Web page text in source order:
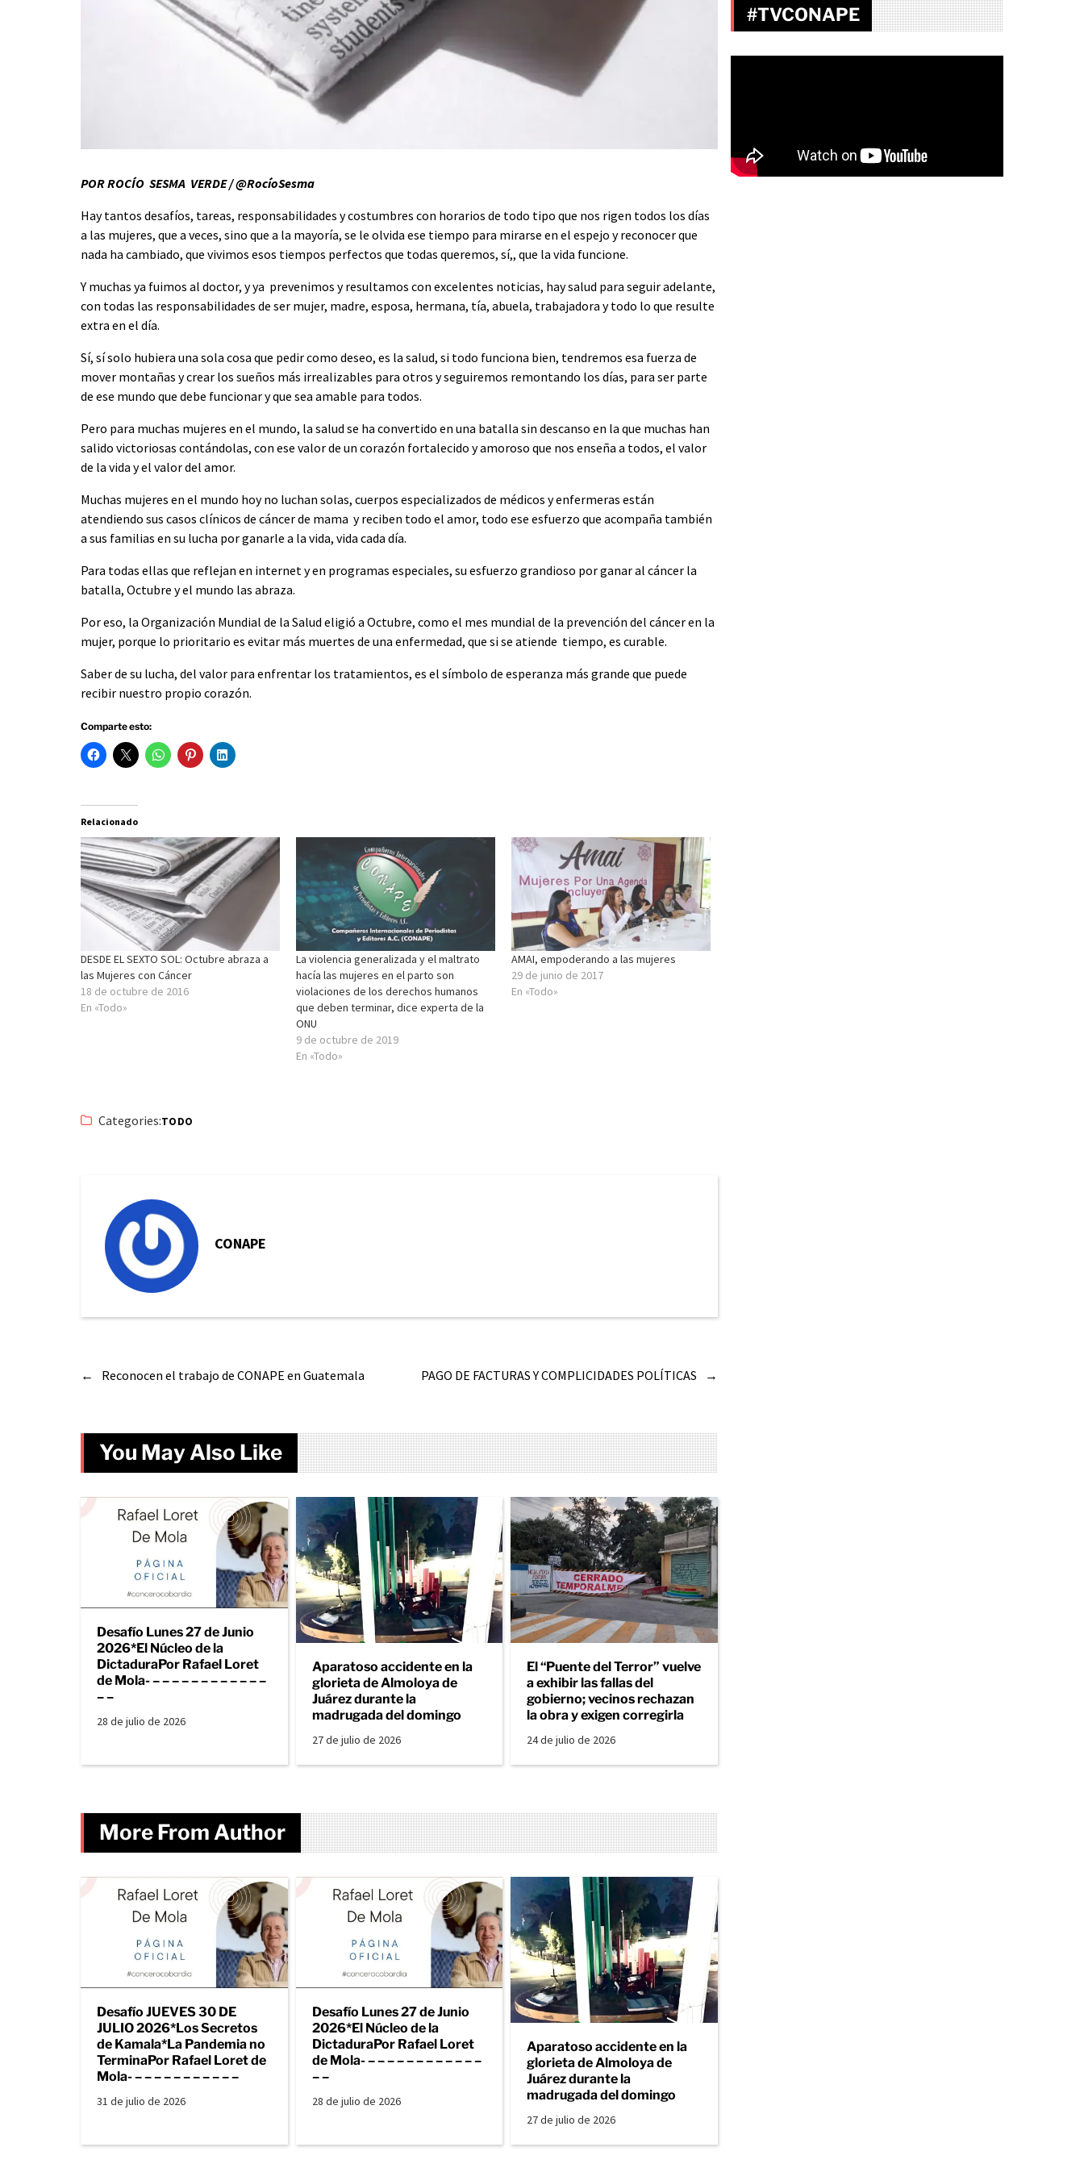
POR ROCÍO SESMA VERDE / @RocíoSesma
Hay tantos desafíos, tareas, responsabilidades y costumbres con horarios de todo tipo que nos rigen todos los días
a las mujeres, que a veces, sino que a la mayoría, se le olvida ese tiempo para mirarse en el espejo y reconocer que
nada ha cambiado, que vivimos esos tiempos perfectos que todas queremos, sí,, que la vida funcione.
Y muchas ya fuimos al doctor, y ya prevenimos y resultamos con excelentes noticias, hay salud para seguir adelante,
con todas las responsabilidades de ser mujer, madre, esposa, hermana, tía, abuela, trabajadora y todo lo que resulte
extra en el día.
Sí, sí solo hubiera una sola cosa que pedir como deseo, es la salud, si todo funciona bien, tendremos esa fuerza de
mover montañas y crear los sueños más irrealizables para otros y seguiremos remontando los días, para ser parte
de ese mundo que debe funcionar y que sea amable para todos.
Pero para muchas mujeres en el mundo, la salud se ha convertido en una batalla sin descanso en la que muchas han
salido victoriosas contándolas, con ese valor de un corazón fortalecido y amoroso que nos enseña a todos, el valor
de la vida y el valor del amor.
Muchas mujeres en el mundo hoy no luchan solas, cuerpos especializados de médicos y enfermeras están
atendiendo sus casos clínicos de cáncer de mama y reciben todo el amor, todo ese esfuerzo que acompaña también
a sus familias en su lucha por ganarle a la vida, vida cada día.
Para todas ellas que reflejan en internet y en programas especiales, su esfuerzo grandioso por ganar al cáncer la
batalla, Octubre y el mundo las abraza.
Por eso, la Organización Mundial de la Salud eligió a Octubre, como el mes mundial de la prevención del cáncer en la
mujer, porque lo prioritario es evitar más muertes de una enfermedad, que si se atiende tiempo, es curable.
Saber de su lucha, del valor para enfrentar los tratamientos, es el símbolo de esperanza más grande que puede
recibir nuestro propio corazón.
Comparte esto:
Relacionado
DESDE EL SEXTO SOL: Octubre abraza a
las Mujeres con Cáncer
18 de octubre de 2016
En «Todo»
La violencia generalizada y el maltrato
hacía las mujeres en el parto son
violaciones de los derechos humanos
que deben terminar, dice experta de la
ONU
9 de octubre de 2019
En «Todo»
AMAI, empoderando a las mujeres
29 de junio de 2017
En «Todo»
Categories:TODO
CONAPE
← Reconocen el trabajo de CONAPE en Guatemala →
PAGO DE FACTURAS Y COMPLICIDADES POLÍTICAS
You May Also Like
Desafío Lunes 27 de Junio
2026*El Núcleo de la
DictaduraPor Rafael Loret
de Mola- – – – – – – – – – – – –
– –
28 de julio de 2026
Aparatoso accidente en la
glorieta de Almoloya de
Juárez durante la
madrugada del domingo
27 de julio de 2026
El “Puente del Terror” vuelve
a exhibir las fallas del
gobierno; vecinos rechazan
la obra y exigen corregirla
24 de julio de 2026
More From Author
Desafío JUEVES 30 DE
JULIO 2026*Los Secretos
de Kamala*La Pandemia no
TerminaPor Rafael Loret de
Mola- – – – – – – – – – – –
31 de julio de 2026
Desafío Lunes 27 de Junio
2026*El Núcleo de la
DictaduraPor Rafael Loret
de Mola- – – – – – – – – – – – –
– –
28 de julio de 2026
Aparatoso accidente en la
glorieta de Almoloya de
Juárez durante la
madrugada del domingo
27 de julio de 2026
#TVCONAPE